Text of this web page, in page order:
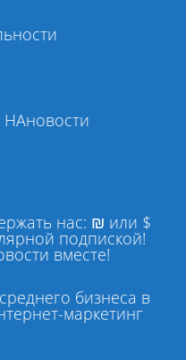
НАновости
нас: ₪ или $
подпиской!
вместе!
бизнеса в
маркетинг